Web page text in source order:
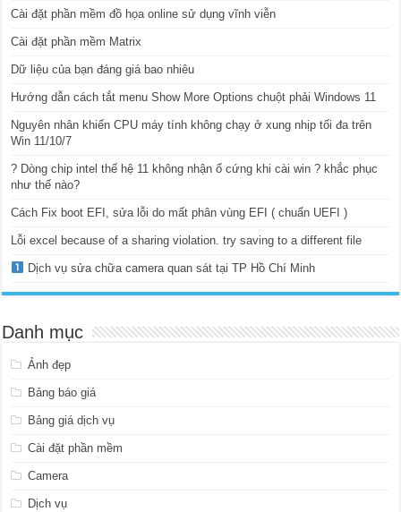
Cài đặt phần mềm đồ họa online sử dụng vĩnh viễn
Cài đặt phần mềm Matrix
Dữ liệu của bạn đáng giá bao nhiêu
Hướng dẫn cách tắt menu Show More Options chuột phải Windows 11
Nguyên nhân khiến CPU máy tính không chạy ở xung nhịp tối đa trên
Win 11/10/7
? Dòng chip intel thế hệ 11 không nhận ổ cứng khi cài win ? khắc phục
như thế nào?
Cách Fix boot EFI, sửa lỗi do mất phân vùng EFI ( chuẩn UEFI )
Lỗi excel because of a sharing violation. try saving to a different file
Dịch vụ sửa chữa camera quan sát tại TP Hồ Chí Minh
Danh mục
Ảnh đẹp
Bảng báo giá
Bảng giá dịch vụ
Cài đặt phần mềm
Camera
Dịch vụ